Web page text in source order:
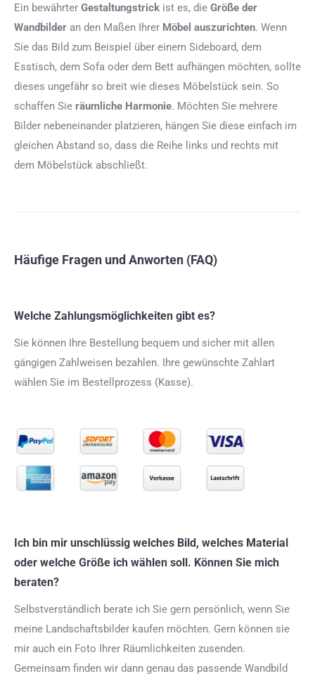
Ein bewährter Gestaltungstrick ist es, die Größe der
Wandbilder an den Maßen Ihrer Möbel auszurichten. Wenn
Sie das Bild zum Beispiel über einem Sideboard, dem
Esstisch, dem Sofa oder dem Bett aufhängen möchten, sollte
dieses ungefähr so breit wie dieses Möbelstück sein. So
schaffen Sie räumliche Harmonie. Möchten Sie mehrere
Bilder nebeneinander platzieren, hängen Sie diese einfach im
gleichen Abstand so, dass die Reihe links und rechts mit
dem Möbelstück abschließt.
Häufige Fragen und Anworten (FAQ)
Welche Zahlungsmöglichkeiten gibt es?
Sie können Ihre Bestellung bequem und sicher mit allen
gängigen Zahlweisen bezahlen. Ihre gewünschte Zahlart
wählen Sie im Bestellprozess (Kasse).
Ich bin mir unschlüssig welches Bild, welches Material
oder welche Größe ich wählen soll. Können Sie mich
beraten?
Selbstverständlich berate ich Sie gern persönlich, wenn Sie
meine Landschaftsbilder kaufen möchten. Gern können sie
mir auch ein Foto Ihrer Räumlichkeiten zusenden.
Gemeinsam finden wir dann genau das passende Wandbild